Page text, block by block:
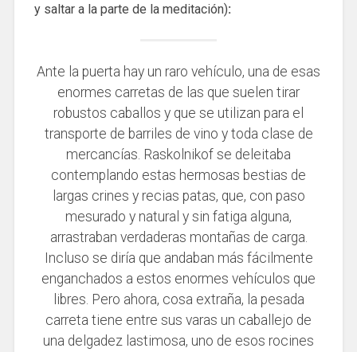
y saltar a la parte de la meditación):
Ante la puerta hay un raro vehículo, una de esas
enormes carretas de las que suelen tirar
robustos caballos y que se utilizan para el
transporte de barriles de vino y toda clase de
mercancías. Raskolnikof se deleitaba
contemplando estas hermosas bestias de
largas crines y recias patas, que, con paso
mesurado y natural y sin fatiga alguna,
arrastraban verdaderas montañas de carga.
Incluso se diría que andaban más fácilmente
enganchados a estos enormes vehículos que
libres. Pero ahora, cosa extraña, la pesada
carreta tiene entre sus varas un caballejo de
una delgadez lastimosa, uno de esos rocines